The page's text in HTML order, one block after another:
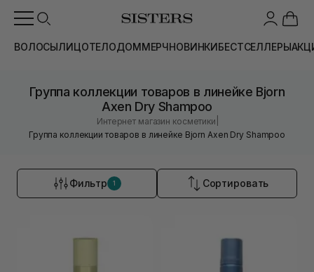
ВОЛОСЫЛИЦОТЕЛОДОММЕРЧНОВИНКИБЕСТСЕЛЛЕРЫ
Группа коллекции товаров в линейке Bjorn
Axen Dry Shampoo
Интернет магазин косметики
Группа коллекции товаров в линейке Bjorn Axen Dry Shampoo
Фильтр 1 Сортировать